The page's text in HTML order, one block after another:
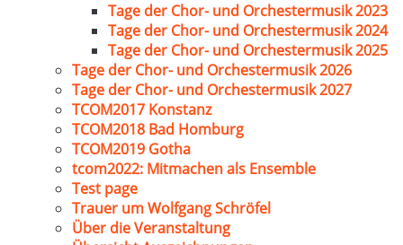
Tage der Chor- und Orchestermusik 2023
Tage der Chor- und Orchestermusik 2024
Tage der Chor- und Orchestermusik 2025
Tage der Chor- und Orchestermusik 2026
Tage der Chor- und Orchestermusik 2027
TCOM2017 Konstanz
TCOM2018 Bad Homburg
TCOM2019 Gotha
tcom2022: Mitmachen als Ensemble
Test page
Trauer um Wolfgang Schröfel
Über die Veranstaltung